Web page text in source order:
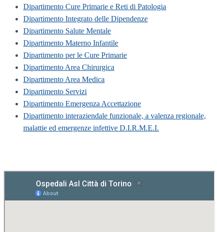
Dipartimento Cure Primarie e Reti di Patologia
Dipartimento Integrato delle Dipendenze
Dipartimento Salute Mentale
Dipartimento Materno Infantile
Dipartimento per le Cure Primarie
Dipartimento Area Chirurgica
Dipartimento Area Medica
Dipartimento Servizi
Dipartimento Emergenza Accettazione
Dipartimento interaziendale funzionale, a valenza regionale,
malattie ed emergenze infettive D.I.R.M.E.I.